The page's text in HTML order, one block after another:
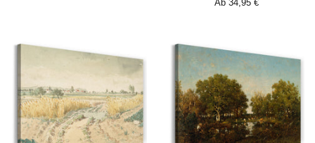
Ab 34,95 €